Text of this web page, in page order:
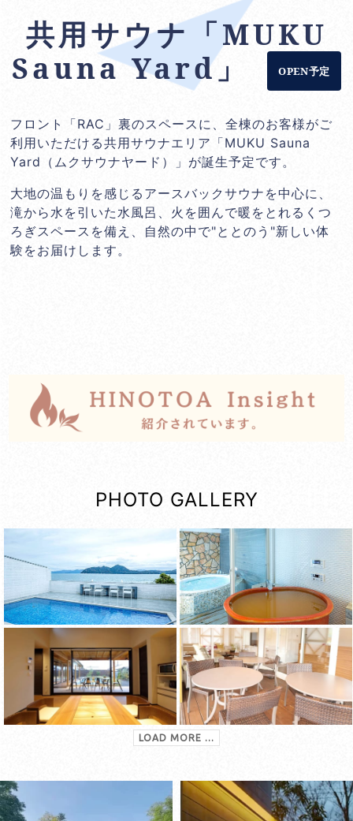
共用サウナ「MUKU
Sauna Yard」
OPEN予定
フロント「RAC」裏のスペースに、全棟のお客様がご
利用いただける共用サウナエリア「MUKU Sauna
Yard（ムクサウナヤード）」が誕生予定です。
大地の温もりを感じるアースバックサウナを中心に、
滝から水を引いた水風呂、火を囲んで暖をとれるくつ
ろぎスペースを備え、自然の中で"ととのう"新しい体
験をお届けします。
PHOTO GALLERY
LOAD MORE ...